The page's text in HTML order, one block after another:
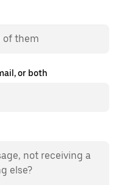
or both